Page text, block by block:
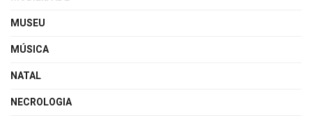
MUSEU
MÚSICA
NATAL
NECROLOGIA